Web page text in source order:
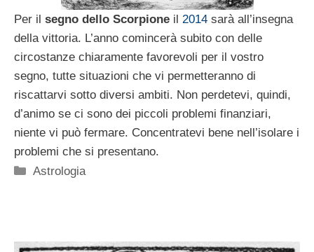
Per il segno dello Scorpione il 2014 sarà all’insegna
della vittoria. L’anno comincerà subito con delle
circostanze chiaramente favorevoli per il vostro
segno, tutte situazioni che vi permetteranno di
riscattarvi sotto diversi ambiti. Non perdetevi, quindi,
d’animo se ci sono dei piccoli problemi finanziari,
niente vi può fermare. Concentratevi bene nell’isolare i
problemi che si presentano.
Categorie
Astrologia